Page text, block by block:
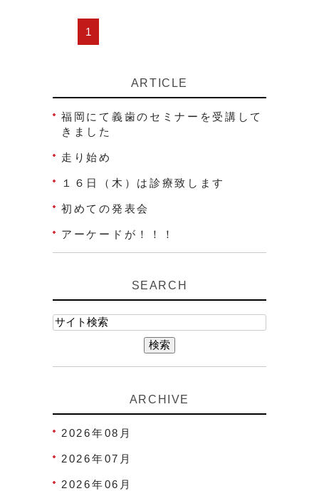
1
ARTICLE
福岡にて義歯のセミナーを受講して
きました
走り始め
１６日（木）は診療致します
初めての発表会
アーケードが！！！
SEARCH
ARCHIVE
2026年08月
2026年07月
2026年06月